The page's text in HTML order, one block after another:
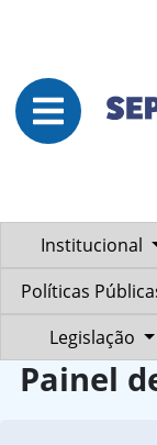
Institucional
Políticas
Legislação
Painel